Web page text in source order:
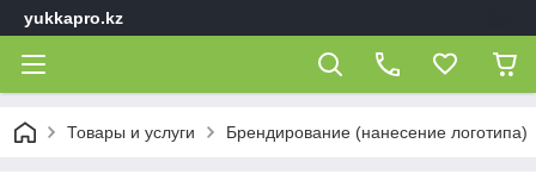
yukkapro.kz
Товары и услуги Брендирование (нанесение логотипа)